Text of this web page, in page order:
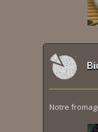
Notre